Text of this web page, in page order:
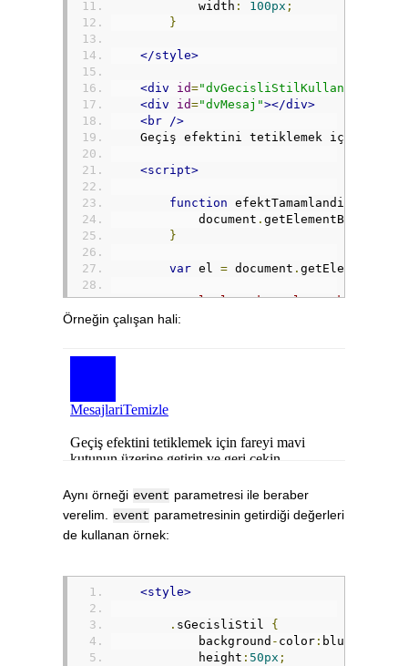
            width
: 100px ;
}
</style>
<div id="dvGecisliStilKullananDiv"
<div
id="dvMesaj"></div>
<br />
Geçiş efektini tetiklemek için
<script>
function efektTamamlandi
            document
. getElementById
}
var el = document . getElementById
// Olayları karşılayacak
// adını başında on olmadan
        el
</script>
Örneğin çalışan hali:
Aynı örneği event parametresi ile beraber
verelim.
event parametresinin getirdiği değerleri
de kullanan örnek:
<style>
. sGecisliStil {
            background
- color : blue
            height
: 50px ;